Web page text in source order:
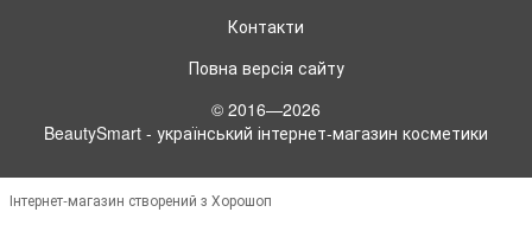
Контакти
Повна версія сайту
© 2016—2026
BeautySmart - український інтернет-магазин косметики
Інтернет-магазин створений з Хорошоп